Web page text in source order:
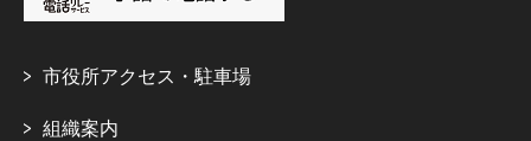
市役所アクセス・駐車場
組織案内